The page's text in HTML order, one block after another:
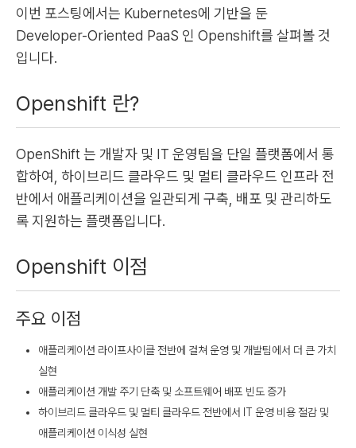
이번 포스팅에서는 Kubernetes에 기반을 둔
Developer-Oriented PaaS 인 Openshift를 살펴볼 것
입니다.
Openshift 란?
OpenShift 는 개발자 및 IT 운영팀을 단일 플랫폼에서 통
합하여, 하이브리드 클라우드 및 멀티 클라우드 인프라 전
반에서 애플리케이션을 일관되게 구축, 배포 및 관리하도
록 지원하는 플랫폼입니다.
Openshift 이점
주요 이점
애플리케이션 라이프사이클 전반에 걸쳐 운영 및 개발팀에서 더 큰 가치
실현
애플리케이션 개발 주기 단축 및 소프트웨어 배포 빈도 증가
하이브리드 클라우드 및 멀티 클라우드 전반에서 IT 운영 비용 절감 및
애플리케이션 이식성 실현